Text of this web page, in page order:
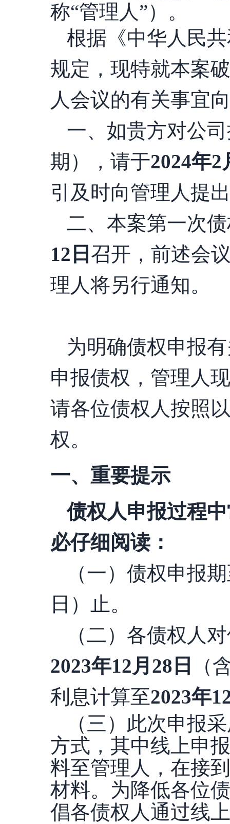
称“管理人”）。
根据《中华人民
规定，现特就本案
人会议的有关事宜
一、如贵方对公
期），请于2024年2
引及时向管理人提
二、本案第一次
12 日 召开，前述会
理人将另行通知。
为明确债权申报
申报债权，管理人
请各位债权人按照
权。
一、重要提示
债权人申报过程
必仔细阅读：
（一）债权申报
日）止 。
（二）各债权人
2023年12月 28 日
（
利息计算至2023年
（三）此次申报
方式，其中线上申
料至管理人，在接
材料。为降低各位
倡各债权人通过线